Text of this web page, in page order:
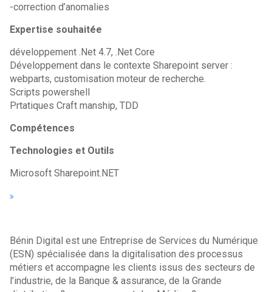
-correction d’anomalies
Expertise souhaitée
développement .Net 4.7, .Net Core
Développement dans le contexte Sharepoint server :
webparts, customisation moteur de recherche.
Scripts powershell
Prtatiques Craft manship, TDD
Compétences
Technologies et Outils
Microsoft Sharepoint.NET
Bénin Digital est une Entreprise de Services du Numérique
(ESN) spécialisée dans la digitalisation des processus
métiers et accompagne les clients issus des secteurs de
l’industrie, de la Banque & assurance, de la Grande